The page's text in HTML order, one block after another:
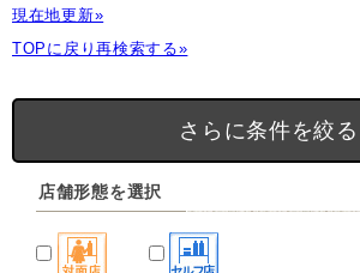
現在地更新»
TOPに戻り再検索する»
さらに条件を絞る
店舗形態を選択